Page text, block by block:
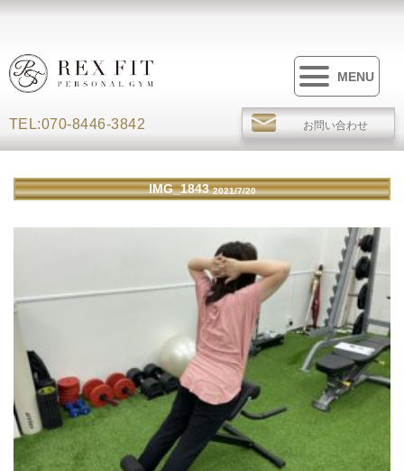
MENU
TEL:070-8446-3842 お問い合わせ
IMG_18432021/7/20